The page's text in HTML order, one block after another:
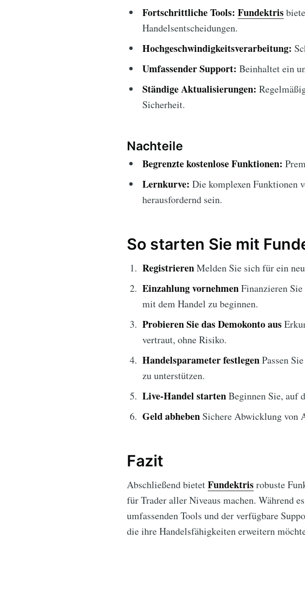
Fortschrittliche Tools: Fundektris
Handelsentscheidungen.
Hochgeschwindigkeitsverarbeitung:
Umfassender Support: Beinhaltet ein
Ständige Aktualisierungen:
Sicherheit.
Nachteile
Begrenzte kostenlose Funktionen:
Lernkurve: Die komplexen Funktionen
herausfordernd sein.
So starten Sie mit
RegistrierenMelden Sie sich für ein
Einzahlung vornehmenFinanzieren
mit dem Handel zu beginnen.
Probieren Sie das Demokonto aus
vertraut, ohne Risiko.
Handelsparameter festlegenPassen
zu unterstützen.
Live-Handel startenBeginnen Sie, auf
Geld abheben Sichere Abwicklung von
Fazit
Abschließend bietetFundektrisrobuste
für Trader aller Niveaus machen. Während
umfassenden Tools und der verfügbare
die ihre Handelsfähigkeiten erweitern